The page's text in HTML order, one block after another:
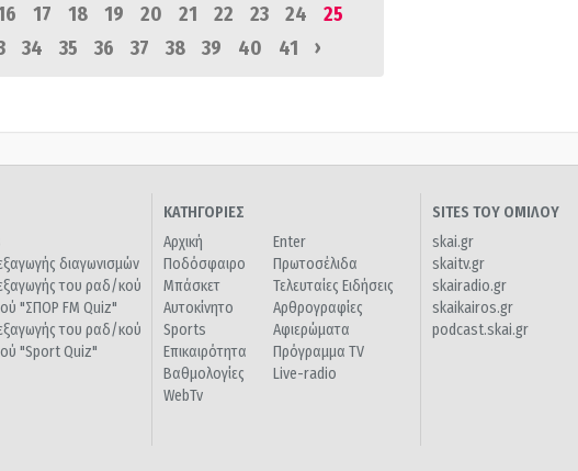
17 18 19 20 21 22 23 24
25
34 35 36 37 38 39 40 41 ›
διαγωνισμών
του ραδ/κού
"ΣΠΟΡ FM Quiz"
του ραδ/κού
"Sport Quiz"
ΚΑΤΗΓΟΡΙΕΣ
Αρχική
Ποδόσφαιρο
Μπάσκετ
Αυτοκίνητο
Sports
Επικαιρότητα
Βαθμολογίες
WebTv
Enter
Πρωτοσέλιδα
Τελευταίες Ειδήσεις
Αρθρογραφίες
Αφιερώματα
Πρόγραμμα TV
Live-radio
SITES ΤΟΥ ΟΜΙΛΟΥ
skai.gr
skaitv.gr
skairadio.gr
skaikairos.gr
podcast.skai.gr